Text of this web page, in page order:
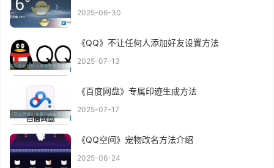
2025-06-30
《QQ》不让任何人添加好友设置方法
2025-07-13
《百度网盘》专属印迹生成方法
2025-07-17
《QQ空间》宠物改名方法介绍
2025-06-24